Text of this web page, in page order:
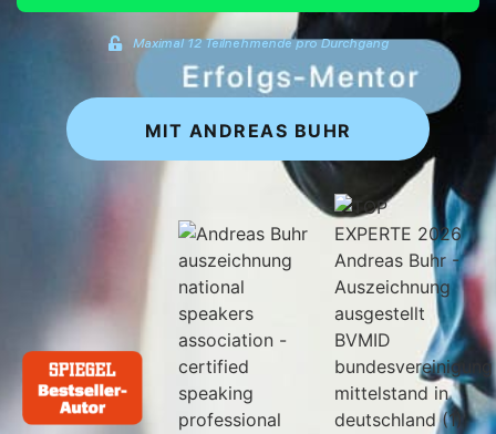
Maximal 12 Teilnehmende pro Durchgang
MIT ANDREAS BUHR